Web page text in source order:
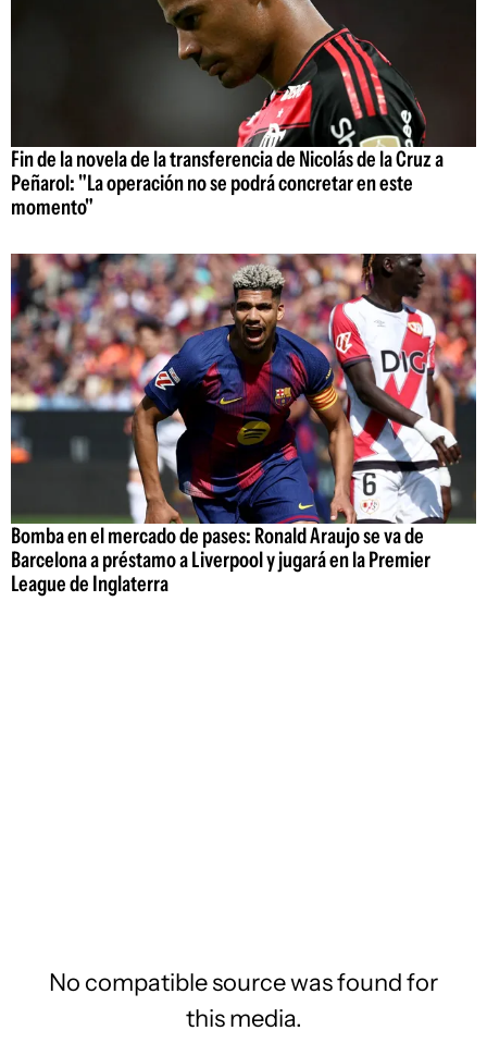
Fin de la novela de la transferencia de Nicolás de la Cruz a
Peñarol: "La operación no se podrá concretar en este
momento"
Bomba en el mercado de pases: Ronald Araujo se va de
Barcelona a préstamo a Liverpool y jugará en la Premier
League de Inglaterra
No compatible source was found for
this media.